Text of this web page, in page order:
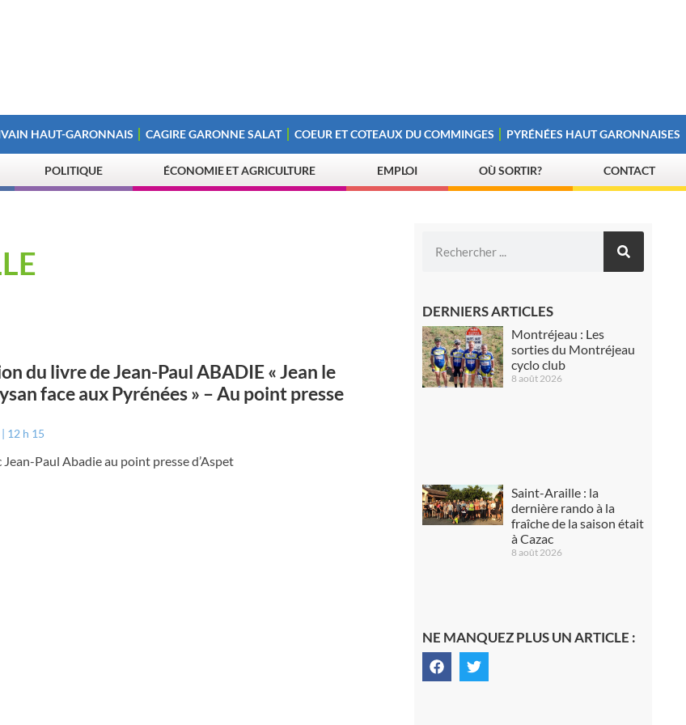
HAUT-GARONNAIS CAGIRE GARONNE SALAT COEUR ET COTEAUX DU COMMINGES PYRÉNÉES HAUT GARONNAISES
POLITIQUE ÉCONOMIE ET AGRICULTURE EMPLOI OÙ SORTIR? CONTACT
du livre de Jean-Paul ABADIE « Jean le
face aux Pyrénées » – Au point presse
12 h 15
Jean-Paul Abadie au point presse d’Aspet
DERNIERS ARTICLES
Montréjeau : Les
sorties du Montréjeau
cyclo club
8 août 2026
Saint-Araille : la
dernière rando à la
fraîche de la saison était
à Cazac
8 août 2026
NE MANQUEZ PLUS UN ARTICLE :